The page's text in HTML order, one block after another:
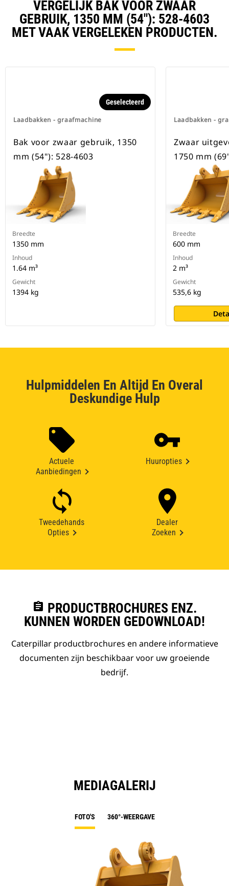
Speciale CW-koppelingen zijn
beschikbaar voor alle
graafmachines op rupsbanden en
VERGELIJK BAK VOOR ZWAAR
GEBRUIK, 1350 MM (54"): 528-4603
MET VAAK VERGELEKEN PRODUCTEN.
Laadbakken - graafmachine
Geselecteerd
Bak voor zwaar gebruik, 1350
mm (54"): 528-4603
Breedte
1350 mm
Inhoud
1.64 m³
Gewicht
1394 kg
Laadbakken -
Zwaar
1750 mm
Breedte
600 mm
Inhoud
2 m³
Gewicht
535,6 kg
Hulpmiddelen En Altijd En Overal
Deskundige Hulp
Actuele
Aanbiedingen
Huuropties
Tweedehands
Opties
Dealer
Zoeken
assignment PRODUCTBROCHURES ENZ.
KUNNEN WORDEN GEDOWNLOAD!
Caterpillar productbrochures en andere informatieve
documenten zijn beschikbaar voor uw groeiende
bedrijf.
MEDIAGALERIJ
FOTO'S 360°-WEERGAVE